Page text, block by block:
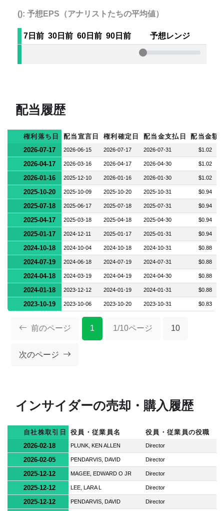
(): 予想EPS（アナリストたちの平均値）
7日前 30日前 60日前 90日前 予想レンジ
配当履歴
権利落ち日 配当宣言日 権利確定日 配当金支払日
配当金額
2026-07-17
2026-06-15 2026-07-17 2026-07-31 $1.02
2026-04-17 2026-03-16 2026-04-17 2026-04-30 $1.02
2026-01-16 2025-12-10 2026-01-16 2026-01-30 $1.02
2025-10-20 2025-10-09 2025-10-20 2025-10-31 $0.94
2025-07-18 2025-06-17 2025-07-18 2025-07-31 $0.94
2025-04-17 2025-03-18 2025-04-18 2025-04-30 $0.94
2025-01-17 2024-12-11 2025-01-17 2025-01-31 $0.94
2024-10-18 2024-10-04 2024-10-18 2024-10-31 $0.88
2024-07-19 2024-06-18 2024-07-19 2024-07-31 $0.88
2024-04-18 2024-03-19 2024-04-19 2024-04-30 $0.88
2024-01-18 2023-12-12 2024-01-19 2024-01-31 $0.88
2023-10-19 2023-10-06 2023-10-20 2023-10-31 $0.83
前のページ 1 1/10ページ 10
次のページ
インサイダーの売却・購入履歴
自社株取引日 役員・従業員名
役員・従業員の役職
2026-02-18
PLUNK, KEN ALLEN Director
2026-02-05 PENDARVIS, DAVID Director
2025-12-12 MAGEE, EDWARD O JR Director
2025-12-12 LEE, LARA L Director
2025-12-12 PENDARVIS, DAVID Director